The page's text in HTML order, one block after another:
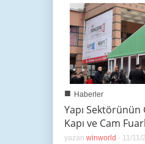
■ Haberler
Yapı Sektörünün
Kapı ve Cam
yazan winworld - 11/11/